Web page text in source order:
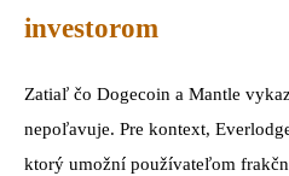
investorom
Zatiaľ čo Dogecoin a Mantle
nepoľavuje. Pre kontext,
ktorý umožní používateľom